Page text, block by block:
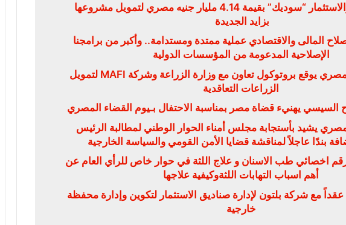
أكتوبر للتنمية والاستثمار “سوديك” بقيمة 4.14 مليار جنيه مصري لتمويل مشروعها
بزايد الجديدة
المالى والاقتصادي عملية ممتدة ومستدامة.. وأكبر من برامجنا
الإصلاحية المدعومة من المؤسسات الدولية
البنك الزراعي المصري يوقع بروتوكول تعاون مع وزارة الزراعة وشركة MAFI لتمويل
الزراعات التعاقدية
السيسي يهنيء قضاة مصر بمناسبة الاحتفال بـيوم القضاء المصري
يشيد بأستجابة مجلس أمناء الحوار الوطني لمطالبة الرئيس
بندًا عاجلاً لمناقشة قضايا الأمن القومي والسياسة الخارجية
اخصائي طب الاسنان و علاج اللثة في حوار خاص للرأي العام عن
أهم اسباب التهابات اللثةوكيفية علاجها
عقداً مع شركة بلتون لإدارة صناديق الاستثمار لتكوين وإدارة محفظة
خارجية